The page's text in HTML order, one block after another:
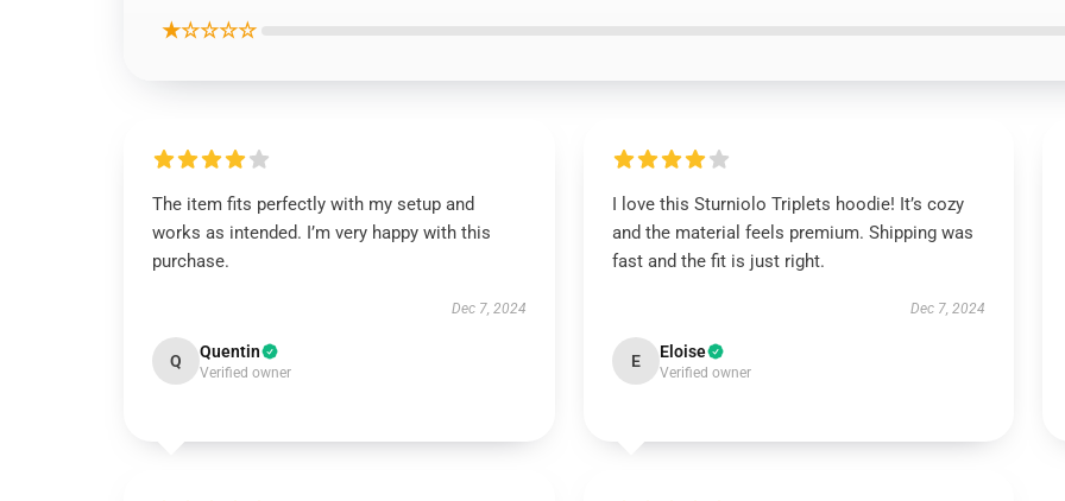
★☆☆☆☆
The item fits perfectly with my setup and
works as intended. I’m very happy with this
purchase.
Dec 7, 2024
Q Quentin
Verified owner
I love this Sturniolo Triplets hoodie! It’s cozy
and the material feels premium. Shipping was
fast and the fit is just right.
Dec 7, 2024
E Eloise
Verified owner